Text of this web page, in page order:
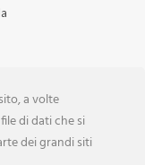
a volte
di dati che si
dei grandi siti